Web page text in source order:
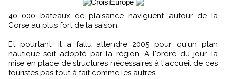
40 000 bateaux de plaisance naviguent autour de la
Corse au plus fort de la saison.
Et pourtant, il a fallu attendre 2005 pour qu'un plan
nautique soit adopté par la région. A l'ordre du jour, la
mise en place de structures nécessaires à l'accueil de ces
touristes pas tout à fait comme les autres.